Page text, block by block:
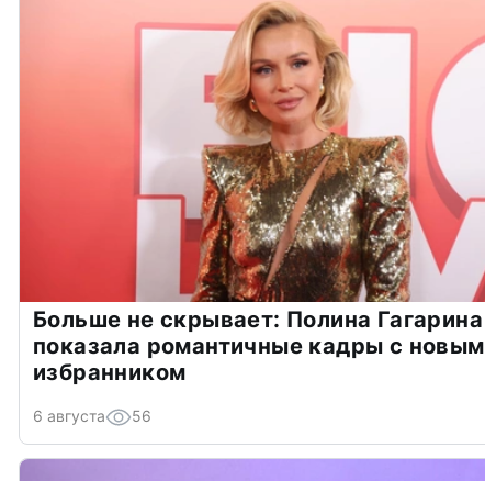
Больше не скрывает: Полина Гагарина
показала романтичные кадры с новым
избранником
6 августа 56